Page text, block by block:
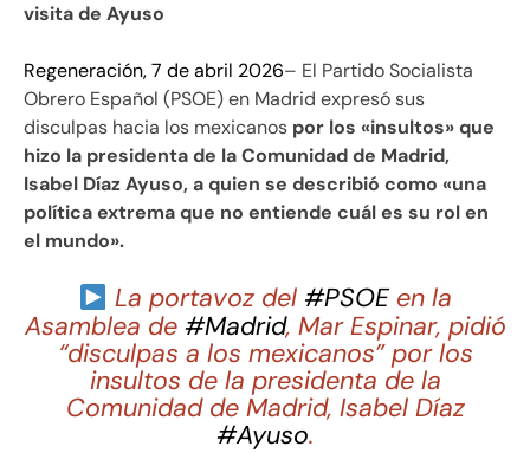
visita de Ayuso
Regeneración, 7 de abril 2026– El Partido Socialista
Obrero Español (PSOE) en Madrid expresó sus
disculpas hacia los mexicanos por los «insultos» que
hizo la presidenta de la Comunidad de Madrid,
Isabel Díaz Ayuso, a quien se describió como «una
política extrema que no entiende cuál es su rol en
el mundo».
La portavoz del #PSOEen la
Asamblea de #Madrid, Mar Espinar, pidió
“disculpas a los mexicanos” por los
insultos de la presidenta de la
Comunidad de Madrid, Isabel Díaz
#Ayuso.